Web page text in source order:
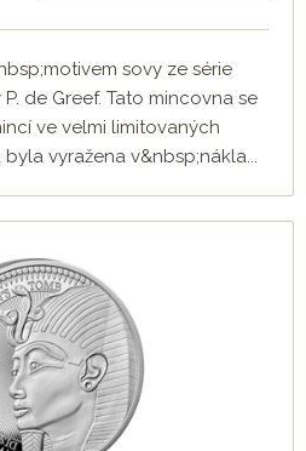
sovy ze série
de Greef. Tato mincovna se
ve velmi limitovaných
vyražena v&nbsp;nákla...